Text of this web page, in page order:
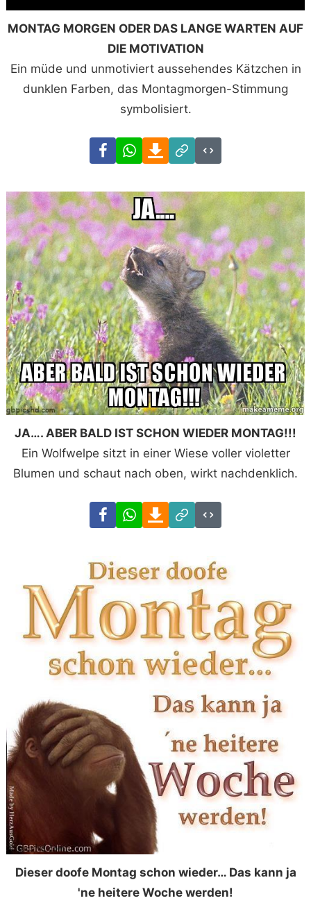
MONTAG MORGEN ODER DAS LANGE WARTEN AUF
DIE MOTIVATION
Ein müde und unmotiviert aussehendes Kätzchen in
dunklen Farben, das Montagmorgen-Stimmung
symbolisiert.
FacebookWhatsAppDownload
Link
Code
JA…. ABER BALD IST SCHON WIEDER MONTAG!!!
Ein Wolfwelpe sitzt in einer Wiese voller violetter
Blumen und schaut nach oben, wirkt nachdenklich.
FacebookWhatsAppDownload
Link
Code
Dieser doofe Montag schon wieder… Das kann ja
'ne heitere Woche werden!